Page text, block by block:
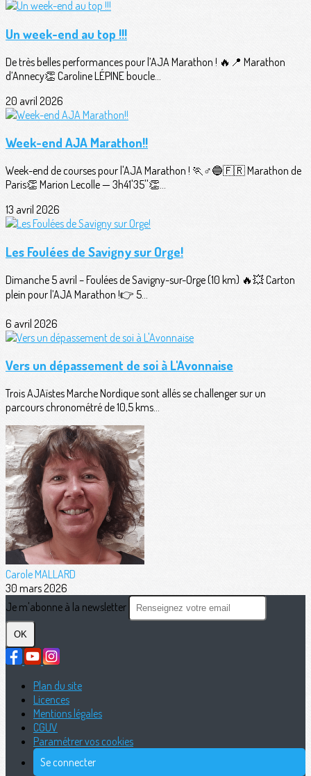
Un week-end au top !!!
De très belles performances pour l’AJA Marathon ! 🔥📍 Marathon
d’Annecy👏 Caroline LÉPINE boucle...
20 avril 2026
Week-end AJA Marathon!!
Week-end de courses pour l'AJA Marathon ! 🏃♂️🔵🇫🇷 Marathon de
Paris👏 Marion Lecolle — 3h41'35''👏...
13 avril 2026
Les Foulées de Savigny sur Orge!
Dimanche 5 avril – Foulées de Savigny-sur-Orge (10 km) 🔥💥 Carton
plein pour l’AJA Marathon !👉 5...
6 avril 2026
Vers un dépassement de soi à L'Avonnaise
Trois AJAïstes Marche Nordique sont allés se challenger sur un
parcours chronométré de 10,5 kms...
Carole MALLARD
30 mars 2026
Je m'abonne à la newsletter
OK
Plan du site
Licences
Mentions légales
CGUV
Paramétrer vos cookies
Se connecter